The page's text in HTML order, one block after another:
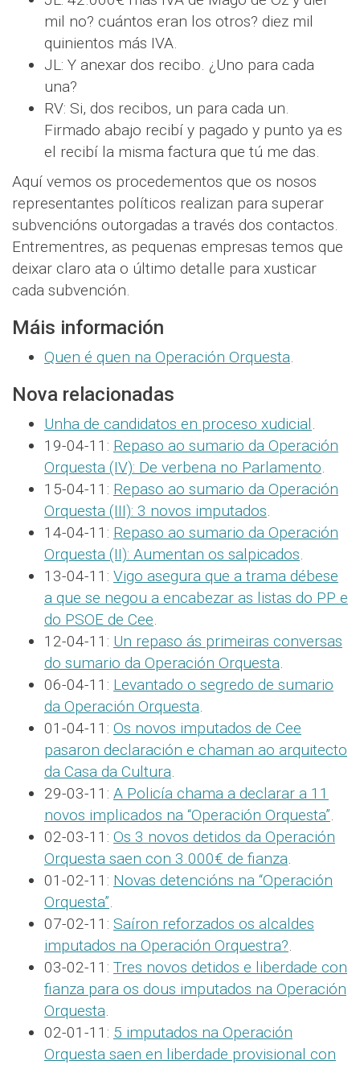
mil no? cuántos eran los otros? diez mil
quinientos más IVA.
JL: Y anexar dos recibo. ¿Uno para cada
una?
RV: Si, dos recibos, un para cada un.
Firmado abajo recibí y pagado y punto ya es
el recibí la misma factura que tú me das.
Aquí vemos os procedementos que os nosos
representantes políticos realizan para superar
subvencións outorgadas a través dos contactos.
Entrementres, as pequenas empresas temos que
deixar claro ata o último detalle para xusticar
cada subvención.
Máis información
Quen é quen na Operación Orquesta.
Nova relacionadas
Unha de candidatos en proceso xudicial.
19-04-11: Repaso ao sumario da Operación
Orquesta (IV): De verbena no Parlamento.
15-04-11: Repaso ao sumario da Operación
Orquesta (III): 3 novos imputados.
14-04-11: Repaso ao sumario da Operación
Orquesta (II): Aumentan os salpicados.
13-04-11: Vigo asegura que a trama débese
a que se negou a encabezar as listas do PP e
do PSOE de Cee.
12-04-11: Un repaso ás primeiras conversas
do sumario da Operación Orquesta.
06-04-11: Levantado o segredo de sumario
da Operación Orquesta.
01-04-11: Os novos imputados de Cee
pasaron declaración e chaman ao arquitecto
da Casa da Cultura.
29-03-11: A Policía chama a declarar a 11
novos implicados na “Operación Orquesta”.
02-03-11: Os 3 novos detidos da Operación
Orquesta saen con 3.000€ de fianza.
01-02-11: Novas detencións na “Operación
Orquesta”.
07-02-11: Saíron reforzados os alcaldes
imputados na Operación Orquestra?.
03-02-11: Tres novos detidos e liberdade con
fianza para os dous imputados na Operación
Orquesta.
02-01-11: 5 imputados na Operación
Orquesta saen en liberdade provisional con